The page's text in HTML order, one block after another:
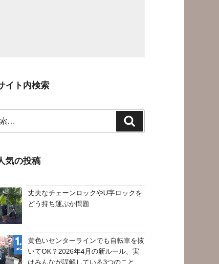
イト内検索
索
気の投稿
丈夫なチェーンロックやU字ロックを
どう持ち運ぶか問題
黄色いセンターラインでも自転車を抜
いてOK？2026年4月の新ルール、実
はみんなが誤解している3つのこと